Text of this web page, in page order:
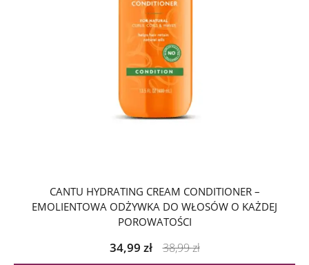
CANTU HYDRATING CREAM CONDITIONER –
EMOLIENTOWA ODŻYWKA DO WŁOSÓW O KAŻDEJ
POROWATOŚCI
34,99 zł 38,99zł